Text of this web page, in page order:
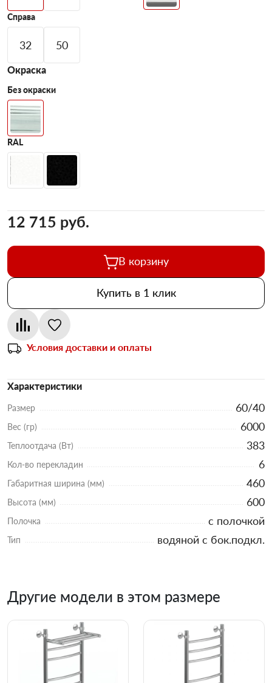
Справа
32 50
Окраска
Без окраски
RAL
12 715 pуб.
В корзину
Купить в 1 клик
Условия доставки и оплаты
Характеристики
Размер 60/40
Вес (гр) 6000
Теплоотдача (Вт) 383
Кол-во перекладин 6
Габаритная ширина (мм) 460
Высота (мм) 600
Полочка с полочкой
Тип водяной с бок.подкл.
Другие модели в этом размере